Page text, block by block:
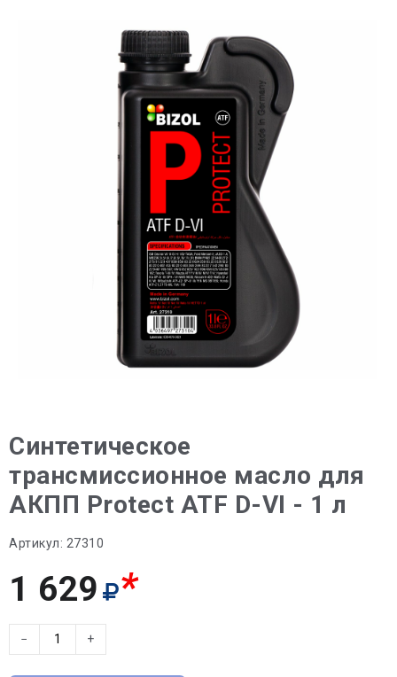
Синтетическое
трансмиссионное масло для
АКПП Protect ATF D-VI - 1 л
Артикул: 27310
1 629 *
− +